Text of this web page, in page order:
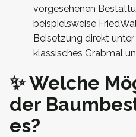
vorgesehenen
beispielsweise
Beisetzung direkt
klassisches Grabmal
✨ Welche
der
es?